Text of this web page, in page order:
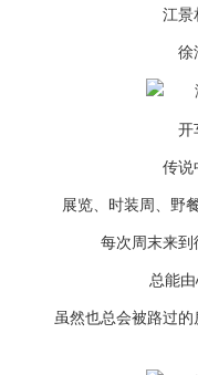
江景
徐
开
传说
展览、时装周、野
每次周末来到
总能
虽然也总会被路过